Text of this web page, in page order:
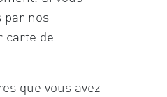
par nos
carte de
que vous avez